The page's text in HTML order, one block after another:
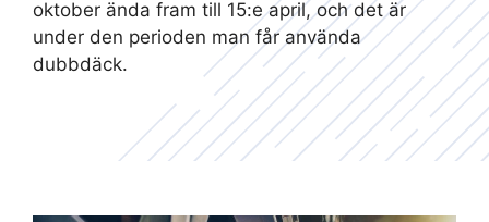
oktober ända fram till 15:e april, och det är
under den perioden man får använda
dubbdäck.